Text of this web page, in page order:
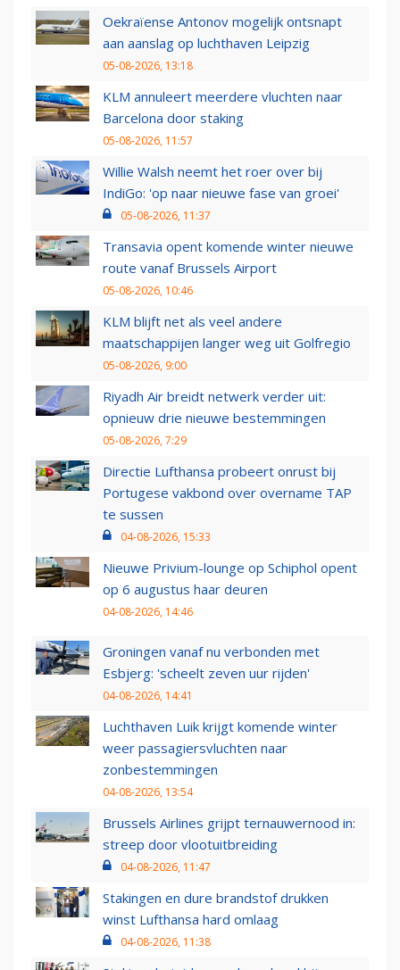
Oekraïense Antonov mogelijk ontsnapt
aan aanslag op luchthaven Leipzig
05-08-2026, 13:18
KLM annuleert meerdere vluchten naar
Barcelona door staking
05-08-2026, 11:57
Willie Walsh neemt het roer over bij
IndiGo: 'op naar nieuwe fase van groei'
05-08-2026, 11:37
Transavia opent komende winter nieuwe
route vanaf Brussels Airport
05-08-2026, 10:46
KLM blijft net als veel andere
maatschappijen langer weg uit Golfregio
05-08-2026, 9:00
Riyadh Air breidt netwerk verder uit:
opnieuw drie nieuwe bestemmingen
05-08-2026, 7:29
Directie Lufthansa probeert onrust bij
Portugese vakbond over overname TAP
te sussen
04-08-2026, 15:33
Nieuwe Privium-lounge op Schiphol opent
op 6 augustus haar deuren
04-08-2026, 14:46
Groningen vanaf nu verbonden met
Esbjerg: 'scheelt zeven uur rijden'
04-08-2026, 14:41
Luchthaven Luik krijgt komende winter
weer passagiersvluchten naar
zonbestemmingen
04-08-2026, 13:54
Brussels Airlines grijpt ternauwernood in:
streep door vlootuitbreiding
04-08-2026, 11:47
Stakingen en dure brandstof drukken
winst Lufthansa hard omlaag
04-08-2026, 11:38